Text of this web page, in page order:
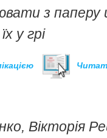
з паперу
у грі
Вікторія